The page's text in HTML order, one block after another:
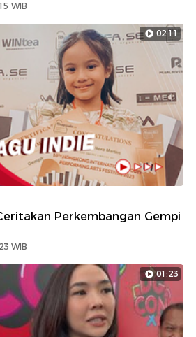
WIB
02:11
Perkembangan Gempi
WIB
01:23